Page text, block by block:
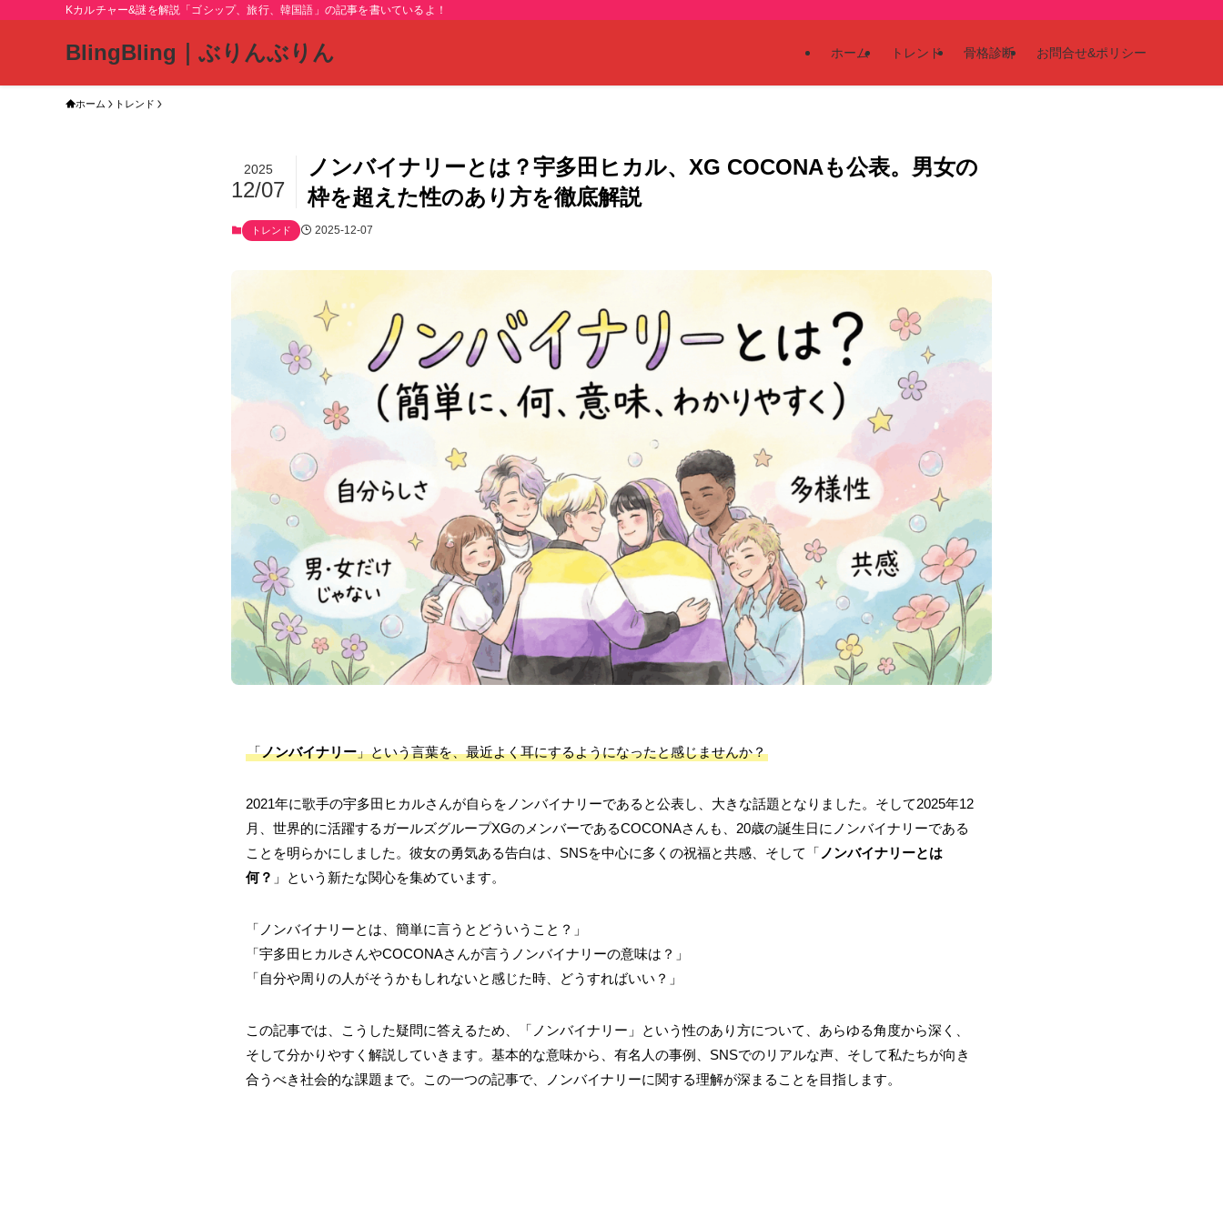
Kカルチャー&謎を解説「ゴシップ、旅行、韓国語」の記事を書いているよ！
BlingBling｜ぶりんぶりん ホーム トレンド 骨格診断 お問合せ&ポリシー
ホーム トレンド
ノンバイナリーとは？宇多田ヒカル、XG COCONAも公表。男女の
枠を超えた性のあり方を徹底解説
2025
12/07
トレンド 2025-12-07
「ノンバイナリー」という言葉を、最近よく耳にするようになったと感じませんか？
2021年に歌手の宇多田ヒカルさんが自らをノンバイナリーであると公表し、大きな話題となりました。そして2025年12
月、世界的に活躍するガールズグループXGのメンバーであるCOCONAさんも、20歳の誕生日にノンバイナリーである
ことを明らかにしました。彼女の勇気ある告白は、SNSを中心に多くの祝福と共感、そして「 ノンバイナリーとは
何？ 」という新たな関心を集めています。
「ノンバイナリーとは、簡単に言うとどういうこと？」
「宇多田ヒカルさんやCOCONAさんが言うノンバイナリーの意味は？」
「自分や周りの人がそうかもしれないと感じた時、どうすればいい？」
この記事では、こうした疑問に答えるため、「ノンバイナリー」という性のあり方について、あらゆる角度から深く、
そして分かりやすく解説していきます。基本的な意味から、有名人の事例、SNSでのリアルな声、そして私たちが向き
合うべき社会的な課題まで。この一つの記事で、ノンバイナリーに関する理解が深まることを目指します。